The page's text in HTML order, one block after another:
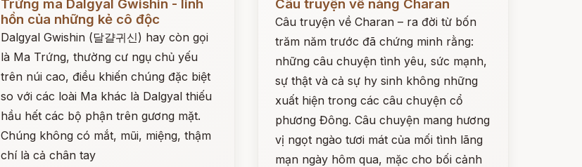
Trứng ma Dalgyal Gwishin - linh
hồn của những kẻ cô độc
Dalgyal Gwishin (달걀귀신) hay còn gọi
là Ma Trứng, thường cư ngụ chủ yếu
trên núi cao, điều khiến chúng đặc biệt
so với các loài Ma khác là Dalgyal thiếu
hầu hết các bộ phận trên gương mặt.
Chúng không có mắt, mũi, miệng, thậm
chí là cả chân tay
Câu truyện về nàng Charan
Câu truyện về Charan – ra đời từ bốn
trăm năm trước đã chứng minh rằng:
những câu chuyện tình yêu, sức mạnh,
sự thật và cả sự hy sinh không những
xuất hiện trong các câu chuyện cổ
phương Đông. Câu chuyện mang hương
vị ngọt ngào tươi mát của mối tình lãng
mạn ngày hôm qua, mặc cho bối cảnh